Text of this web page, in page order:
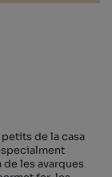
de la casa
de les avarques